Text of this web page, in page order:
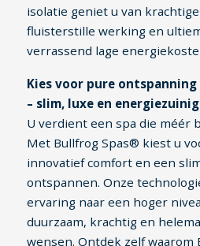
isolatie geniet u van
fluisterstille werking en
verrassend lage
Kies voor pure
– slim, luxe en energiezuinig
U verdient een spa die méér
Met Bullfrog Spas® kiest u
innovatief comfort en een
ontspannen. Onze
ervaring naar een hoger
duurzaam, krachtig en
wensen. Ontdek zelf waarom